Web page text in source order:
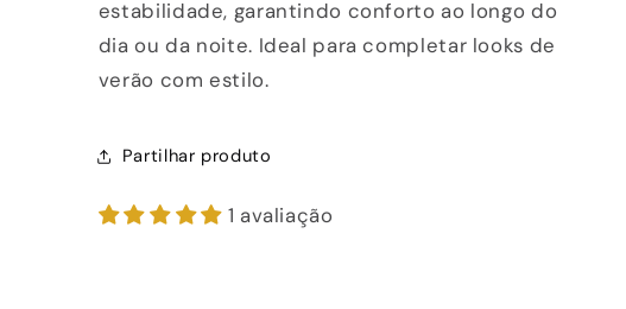
estabilidade, garantindo conforto ao longo do
dia ou da noite. Ideal para completar looks de
verão com estilo.
Partilhar produto
1 avaliação